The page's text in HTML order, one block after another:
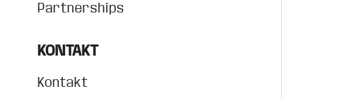
Partnerships
KONTAKT
Kontakt